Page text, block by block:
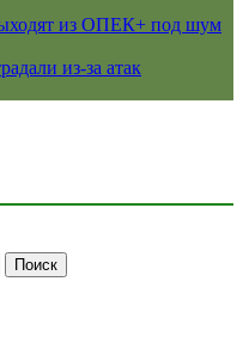
из ОПЕК+ под шум
из-за атак